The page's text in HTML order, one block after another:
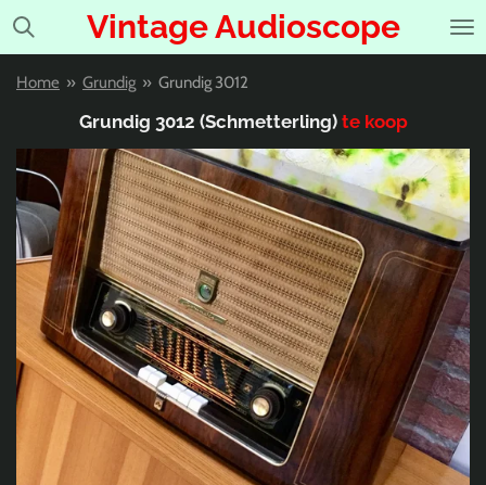
Ga
de
hoofdinhoud
Vintage Audioscope
Home » Grundig » Grundig 3012
Grundig 3012 (Schmetterling) te koop